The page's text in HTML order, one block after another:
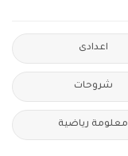
اعدادى
شروحات
معلومة رياضية